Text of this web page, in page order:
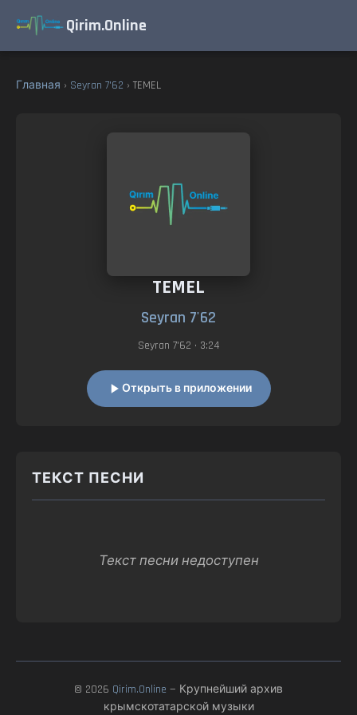
Qirim.Online
Главная › Seyran 7'62 › TEMEL
TEMEL
Seyran 7'62
Seyran 7'62 • 3:24
Открыть в приложении
ТЕКСТ ПЕСНИ
Текст песни недоступен
© 2026 Qirim.Online — Крупнейший архив
крымскотатарской музыки